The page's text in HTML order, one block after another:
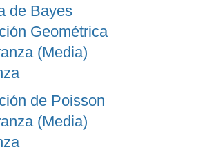
de Bayes
Geométrica
(Media)
de Poisson
(Media)